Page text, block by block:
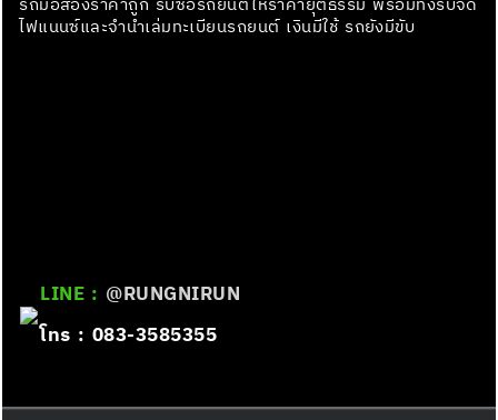
ไฟแนนซ์และจำนำเล่มทะเบียนรถยนต์ เงินมีใช้ รถยังมีขับ
LINE : @RUNGNIRUN
โทร : 083-3585355